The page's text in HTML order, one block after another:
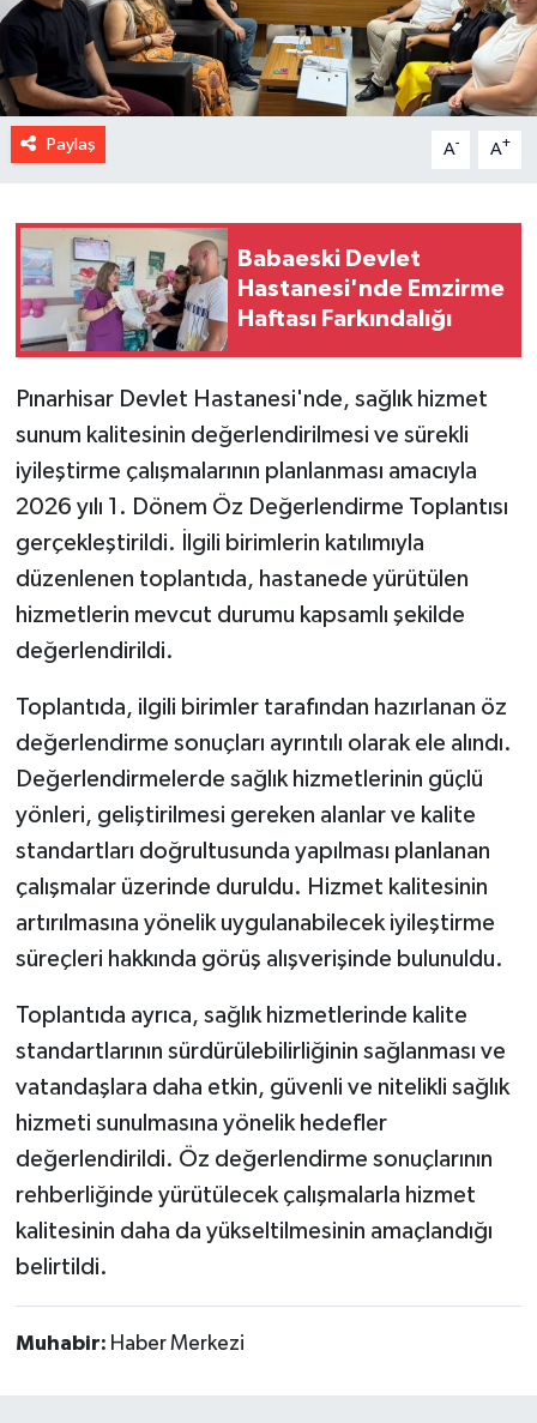
Paylaş A- A+
Babaeski Devlet
Hastanesi'nde Emzirme
Haftası Farkındalığı
Pınarhisar Devlet Hastanesi'nde, sağlık hizmet
sunum kalitesinin değerlendirilmesi ve sürekli
iyileştirme çalışmalarının planlanması amacıyla
2026 yılı 1. Dönem Öz Değerlendirme Toplantısı
gerçekleştirildi. İlgili birimlerin katılımıyla
düzenlenen toplantıda, hastanede yürütülen
hizmetlerin mevcut durumu kapsamlı şekilde
değerlendirildi.
Toplantıda, ilgili birimler tarafından hazırlanan öz
değerlendirme sonuçları ayrıntılı olarak ele alındı.
Değerlendirmelerde sağlık hizmetlerinin güçlü
yönleri, geliştirilmesi gereken alanlar ve kalite
standartları doğrultusunda yapılması planlanan
çalışmalar üzerinde duruldu. Hizmet kalitesinin
artırılmasına yönelik uygulanabilecek iyileştirme
süreçleri hakkında görüş alışverişinde bulunuldu.
Toplantıda ayrıca, sağlık hizmetlerinde kalite
standartlarının sürdürülebilirliğinin sağlanması ve
vatandaşlara daha etkin, güvenli ve nitelikli sağlık
hizmeti sunulmasına yönelik hedefler
değerlendirildi. Öz değerlendirme sonuçlarının
rehberliğinde yürütülecek çalışmalarla hizmet
kalitesinin daha da yükseltilmesinin amaçlandığı
belirtildi.
Muhabir: Haber Merkezi